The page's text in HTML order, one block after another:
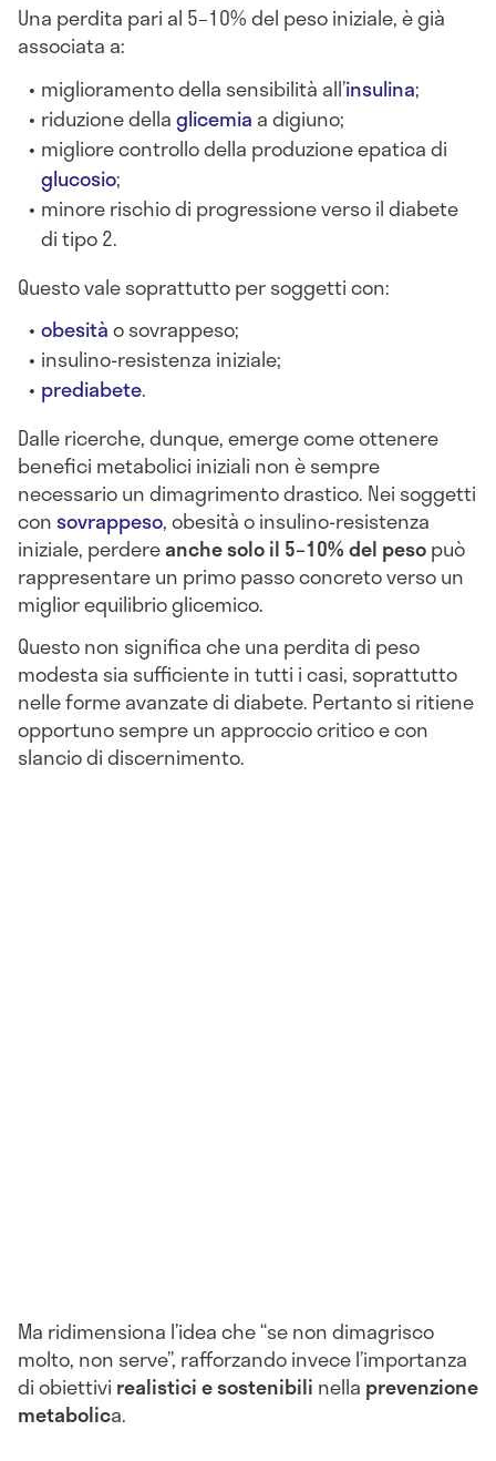
Una perdita pari al 5–10% del peso iniziale, è già
associata a:
miglioramento della sensibilità all’insulina;
riduzione dellaglicemia a digiuno;
migliore controllo della produzione epatica di
glucosio;
minore rischio di progressione verso il diabete
di tipo 2.
Questo vale soprattutto per soggetti con:
obesitào sovrappeso;
insulino-resistenza iniziale;
prediabete.
Dalle ricerche, dunque, emerge come ottenere
benefici metabolici iniziali non è sempre
necessario un dimagrimento drastico. Nei soggetti
con sovrappeso, obesità o insulino-resistenza
iniziale, perdereanche solo il 5–10% del pesopuò
rappresentare un primo passo concreto verso un
miglior equilibrio glicemico.
Questo non significa che una perdita di peso
modesta sia sufficiente in tutti i casi, soprattutto
nelle forme avanzate di diabete. Pertanto si ritiene
opportuno sempre un approccio critico e con
slancio di discernimento.
Ma ridimensiona l’idea che “se non dimagrisco
molto, non serve”, rafforzando invece l’importanza
di obiettivi realistici e sostenibili nella prevenzione
metabolica.